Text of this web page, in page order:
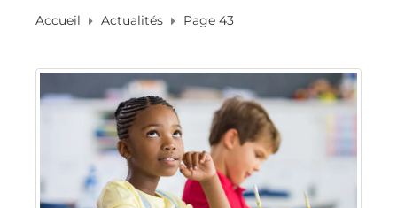
Accueil Actualités Page 43